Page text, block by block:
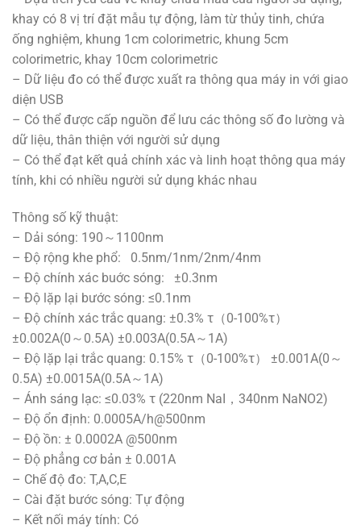
khay có 8 vị trí đặt mẫu tự động, làm từ thủy tinh, chứa
ống nghiệm, khung 1cm colorimetric, khung 5cm
colorimetric, khay 10cm colorimetric
– Dữ liệu đo có thể được xuất ra thông qua máy in với giao
diện USB
– Có thể được cấp nguồn để lưu các thông số đo lường và
dữ liệu, thân thiện với người sử dụng
– Có thể đạt kết quả chính xác và linh hoạt thông qua máy
tính, khi có nhiều người sử dụng khác nhau
Thông số kỹ thuật:
– Dải sóng: 190～1100nm
– Độ rộng khe phổ: 0.5nm/1nm/2nm/4nm
– Độ chính xác buớc sóng: ±0.3nm
– Độ lặp lại bước sóng: ≤0.1nm
– Độ chính xác trắc quang: ±0.3% τ（0-100%τ）
±0.002A(0～0.5A) ±0.003A(0.5A～1A)
– Độ lặp lại trắc quang: 0.15% τ（0-100%τ） ±0.001A(0～
0.5A) ±0.0015A(0.5A～1A)
– Ánh sáng lạc: ≤0.03% τ (220nm NaI，340nm NaNO2)
– Độ ổn định: 0.0005A/h@500nm
– Độ ồn: ± 0.0002A @500nm
– Độ phẳng cơ bản ± 0.001A
– Chế độ đo: T,A,C,E
– Cài đặt bước sóng: Tự động
– Kết nối máy tính: Có